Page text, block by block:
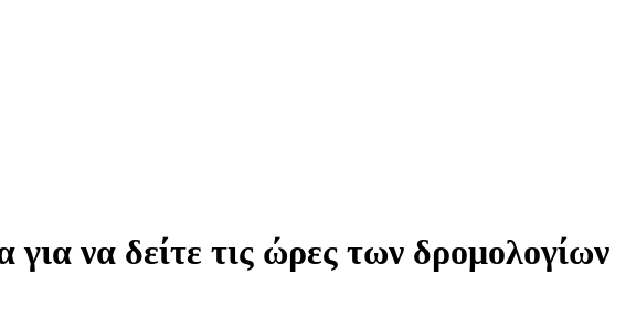
να δείτε τις ώρες των δρομολογίων